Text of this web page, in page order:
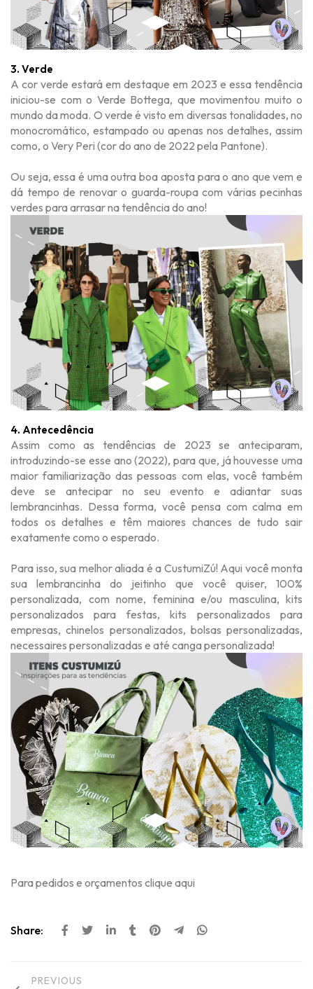
3. Verde
A cor verde estará em destaque em 2023 e essa tendência
iniciou-se com o Verde Bottega, que movimentou muito o
mundo da moda. O verde é visto em diversas tonalidades, no
monocromático, estampado ou apenas nos detalhes, assim
como, o Very Peri (cor do ano de 2022 pela Pantone).
Ou seja, essa é uma outra boa aposta para o ano que vem e
dá tempo de renovar o guarda-roupa com várias pecinhas
verdes para arrasar na tendência do ano!
4. Antecedência
Assim como as tendências de 2023 se anteciparam,
introduzindo-se esse ano (2022), para que, já houvesse uma
maior familiarização das pessoas com elas, você também
deve se antecipar no seu evento e adiantar suas
lembrancinhas. Dessa forma, você pensa com calma em
todos os detalhes e têm maiores chances de tudo sair
exatamente como o esperado.
Para isso, sua melhor aliada é a CustumiZú! Aqui você monta
sua lembrancinha do jeitinho que você quiser, 100%
personalizada, com nome, feminina e/ou masculina, kits
personalizados para festas, kits personalizados para
empresas, chinelos personalizados, bolsas personalizadas,
necessaires personalizadas e até canga personalizada!
Para pedidos e orçamentos clique aqui
Share:
PREVIOUS